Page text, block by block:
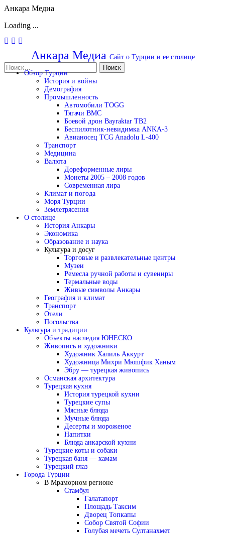
Анкара Медиа
Loading ...
Перейти
содержимомуАнкара Медиа Сайт о Турции и ее столице
Найти:
Обзор Турции
История и войны
Демография
Промышленность
Автомобили TOGG
Тягачи BMC
Боевой дрон Bayraktar TB2
Беспилотник-невидимка ANKA-3
Авианосец TCG Anadolu L-400
Транспорт
Медицина
Валюта
Дореформенные лиры
Монеты 2005 – 2008 годов
Современная лира
Климат и погода
Моря Турции
Землетрясения
О столице
История Анкары
Экономика
Образование и наука
Культура и досуг
Торговые и развлекательные центры
Музеи
Ремесла ручной работы и сувениры
Термальные воды
Живые символы Анкары
География и климат
Транспорт
Отели
Посольства
Культура и традиции
Объекты наследия ЮНЕСКО
Живопись и художники
Художник Халиль Аккурт
Художница Михри Мюшфик Ханым
Эбру — турецкая живопись
Османская архитектура
Турецкая кухня
История турецкой кухни
Турецкие супы
Мясные блюда
Мучные блюда
Десерты и мороженое
Напитки
Блюда анкарской кухни
Турецкие коты и собаки
Турецкая баня — хамам
Турецкий глаз
Города Турции
В Мраморном регионе
Стамбул
Галатапорт
Площадь Таксим
Дворец Топкапы
Собор Святой Софии
Голубая мечеть Султанахмет